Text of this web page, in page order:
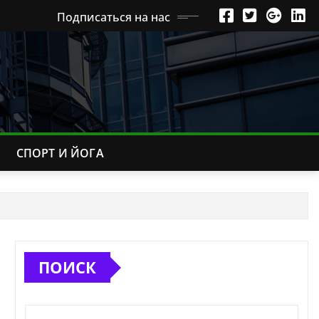
Подписаться на нас
СПОРТ И ЙОГА
ПОИСК